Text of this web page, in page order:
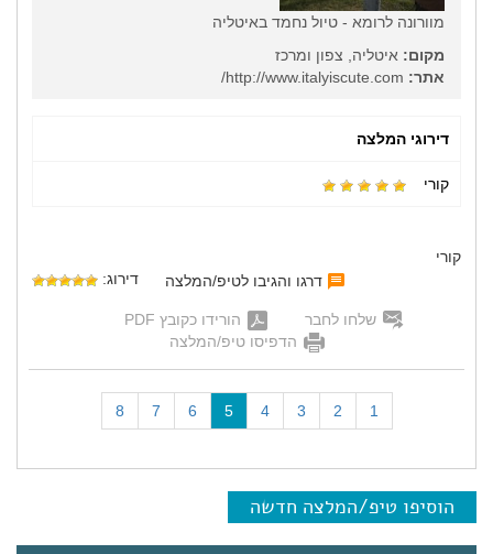
מוורונה לרומא - טיול נחמד באיטליה
מקום: איטליה, צפון ומרכז
אתר:
דירוגי המלצה
קורי
קורי
דרגו והגיבו לטיפ/המלצה
דירוג:
שלחו לחבר
הורידו כקובץ PDF
הדפיסו טיפ/המלצה
1
2
3
4
5
(
c
n
6
7
8
הוסיפו טיפ/המלצה חדשה